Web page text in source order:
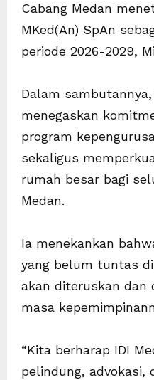
Cabang Medan
MKed(An) SpAn
periode 2026-2029,
Dalam
menegaskan
program
sekaligus
rumah besar bagi
Medan.
Ia menekankan
yang belum tuntas
akan diteruskan dan
masa
“Kita berharap IDI
pelindung, advokasi,